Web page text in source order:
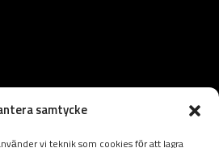
samtycke
vi teknik som cookies för att lagra